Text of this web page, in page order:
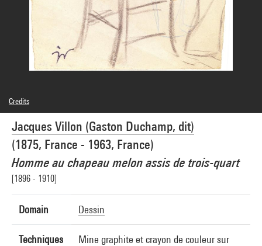
Jacques Villon (Gaston Duchamp, dit)
(1875, France - 1963, France)
Homme au chapeau melon assis de trois-quart
[1896 - 1910]
Domain Dessin
Techniques
Mine graphite et crayon de couleur sur
Credits
© Jacques Villon / Adagp, Paris
Photo credits : Centre Pompidou, MNAM-CCI/Philippe Migeat/Dist. GrandPalaisRmn
Image reference : 4N89996
Image presentation :GrandPalaisRmnPhoto